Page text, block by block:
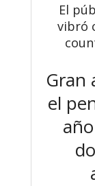
El
vibró
Gran
el